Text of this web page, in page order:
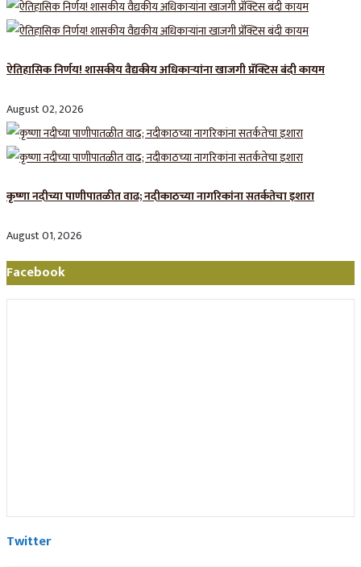
ऐतिहासिक निर्णय! शासकीय वैद्यकीय अधिकाऱ्यांना खाजगी प्रॅक्टिस बंदी कायम
August 02, 2026
कृष्णा नदीच्या पाणीपातळीत वाढ; नदीकाठच्या नागरिकांना सतर्कतेचा इशारा
August 01, 2026
Facebook
Twitter